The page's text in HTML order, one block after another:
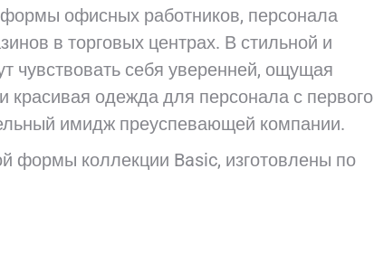
офисных работников, персонала
в торговых центрах. В стильной и
чувствовать себя уверенней, ощущая
красивая одежда для персонала с первого
имидж преуспевающей компании.
формы коллекции Basic, изготовлены по